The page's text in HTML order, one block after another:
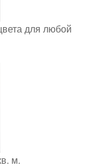
для любой
м.